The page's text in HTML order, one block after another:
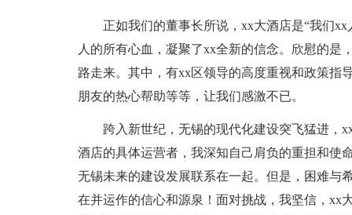
正如我们的董事长所说，xx大酒店是“我们
人的所有心血，凝聚了xx全新的信念。欣慰的是
路走来。其中，有xx区领导的高度重视和政策指
朋友的热心帮助等等，让我们感激不已。
跨入新世纪，无锡的现代化建设突飞猛进，
酒店的具体运营者，我深知自己肩负的重担和使
无锡未来的建设发展联系在一起。但是，困难与
在并运作的信心和源泉！面对挑战，我坚信，xx